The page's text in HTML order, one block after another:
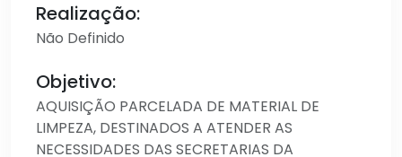
Realização:
Não Definido
Objetivo:
AQUISIÇÃO PARCELADA DE MATERIAL DE
LIMPEZA, DESTINADOS A ATENDER AS
NECESSIDADES DAS SECRETARIAS DA